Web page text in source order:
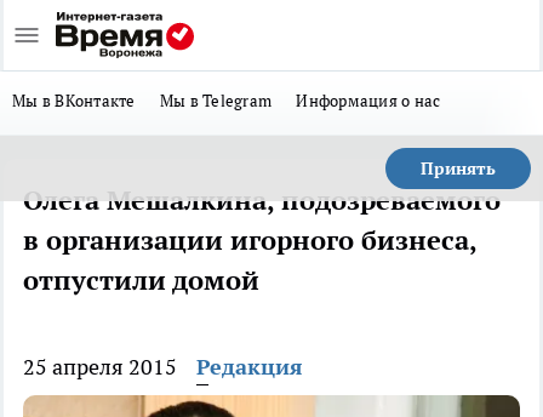
Мы в ВКонтакте Мы в Telegram Информация о нас
Принять
Олега Мешалкина, подозреваемого
в организации игорного бизнеса,
отпустили домой
25 апреля 2015 Редакция